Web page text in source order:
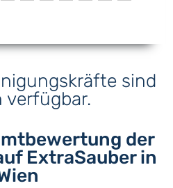
sind
verfügbar.
der
ExtraSauber in